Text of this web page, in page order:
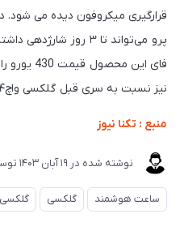
قرارگیری میکروفون دیده می شود.
پرو می‌تواند تا ۳ روز
فای این
نیز نسبت به سری قبل گلکسی واچ۴ تنها ده یورو گران تر خواهد بود.
منبع : تکنا نیوز
نوشته شده در 19 آبان 1403
ساعت هوشمند گلکسی گلکسی